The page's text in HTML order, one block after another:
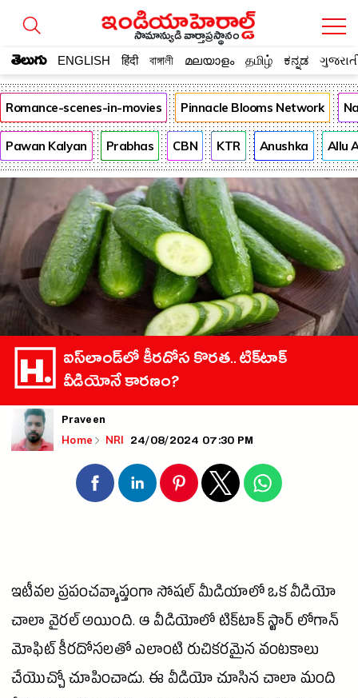
సామాన్యుడి వార్తాప్రస్థానం
తెలుగు ENGLISH हिंदी বাঙ্গালী മലയാളം தமிழ் ಕನ್ನಡ
Romance-scenes-in-movies Pinnacle Blooms Network
Pawan Kalyan Prabhas CBN KTR Anushka Allu
ఐస్‌లాండ్‌లో కీరదోస కొరత.. టిక్‌టాక్
వీడియోనే కారణం?
Praveen
Home NRI 24/08/2024 07:30 PM
ఇటీవల ప్రపంచవ్యాప్తంగా సోషల్ మీడియాలో ఒక వీడియో
చాలా వైరల్ అయింది. ఆ వీడియోలో టిక్‌టాక్ స్టార్ లోగాన్
మోఫిట్ కీరదోసలతో ఎలాంటి రుచికరమైన వంటకాలు
చేయొచ్చో చూపించాడు. ఈ వీడియో చూసిన చాలా మంది